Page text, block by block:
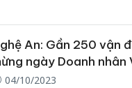
An.
An: Gần 250 vận
ngày Doanh nhân
04/10/2023